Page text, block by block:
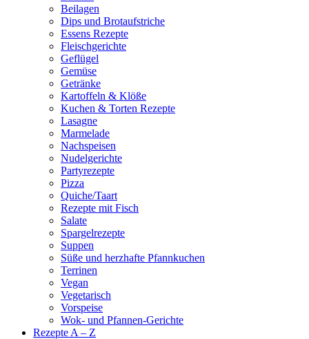
Beilagen
Dips und Brotaufstriche
Essens Rezepte
Fleischgerichte
Geflügel
Gemüse
Getränke
Kartoffeln & Klöße
Kuchen & Torten Rezepte
Lasagne
Marmelade
Nachspeisen
Nudelgerichte
Partyrezepte
Pizza
Quiche/Taart
Rezepte mit Fisch
Salate
Spargelrezepte
Suppen
Süße und herzhafte Pfannkuchen
Terrinen
Vegan
Vegetarisch
Vorspeise
Wok- und Pfannen-Gerichte
Rezepte A – Z